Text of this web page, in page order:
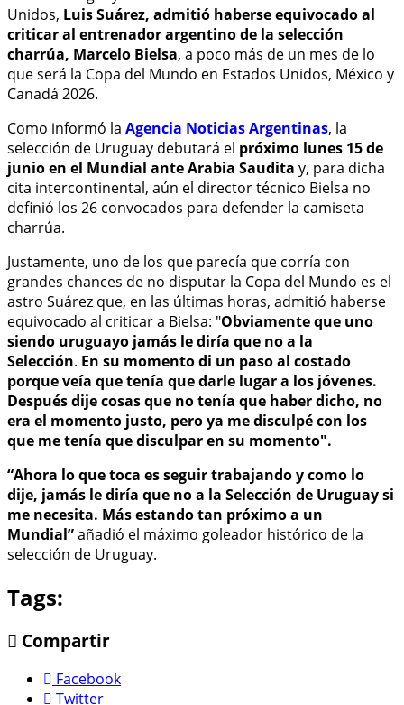
Unidos, Luis Suárez, admitió haberse equivocado al
criticar al entrenador argentino de la selección
charrúa, Marcelo Bielsa, a poco más de un mes de lo
que será la Copa del Mundo en Estados Unidos, México y
Canadá 2026.
Como informó la Agencia Noticias Argentinas, la
selección de Uruguay debutará el próximo lunes 15 de
junio en el Mundial ante Arabia Saudita y, para dicha
cita intercontinental, aún el director técnico Bielsa no
definió los 26 convocados para defender la camiseta
charrúa.
Justamente, uno de los que parecía que corría con
grandes chances de no disputar la Copa del Mundo es el
astro Suárez que, en las últimas horas, admitió haberse
equivocado al criticar a Bielsa: "Obviamente que uno
siendo uruguayo jamás le diría que no a la
Selección. En su momento di un paso al costado
porque veía que tenía que darle lugar a los jóvenes.
Despuésdije cosas que no tenía que haber dicho, no
era el momento justo, pero ya me disculpé con los
que me tenía que disculpar en su momento".
“Ahora lo que toca es seguir trabajando y como lo
dije, jamás le diría que no a la Selección de Uruguay si
me necesita. Más estando tan próximo a un
Mundial”añadió el máximo goleador histórico de la
selección de Uruguay.
Tags:
Compartir
Facebook
Twitter